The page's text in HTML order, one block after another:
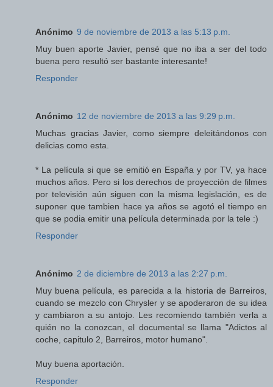
Anónimo 9 de noviembre de 2013 a las 5:13 p.m.
Muy buen aporte Javier, pensé que no iba a ser del todo
buena pero resultó ser bastante interesante!
Responder
Anónimo 12 de noviembre de 2013 a las 9:29 p.m.
Muchas gracias Javier, como siempre deleitándonos con
delicias como esta.
* La película si que se emitió en España y por TV, ya hace
muchos años. Pero si los derechos de proyección de filmes
por televisión aún siguen con la misma legislación, es de
suponer que tambien hace ya años se agotó el tiempo en
que se podia emitir una película determinada por la tele :)
Responder
Anónimo 2 de diciembre de 2013 a las 2:27 p.m.
Muy buena película, es parecida a la historia de Barreiros,
cuando se mezclo con Chrysler y se apoderaron de su idea
y cambiaron a su antojo. Les recomiendo también verla a
quién no la conozcan, el documental se llama "Adictos al
coche, capitulo 2, Barreiros, motor humano".
Muy buena aportación.
Responder